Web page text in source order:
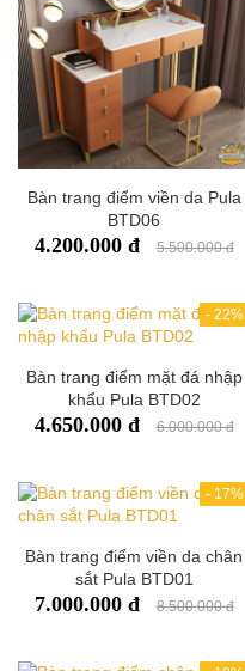
Bàn trang điểm viền da Pula
BTD06
4.200.000 đ 5.500.000 đ
- 22%
Bàn trang điểm mặt đá nhập
khẩu Pula BTD02
4.650.000 đ 6.000.000 đ
- 17%
Bàn trang điểm viền da chân
sắt Pula BTD01
7.000.000 đ 8.500.000 đ